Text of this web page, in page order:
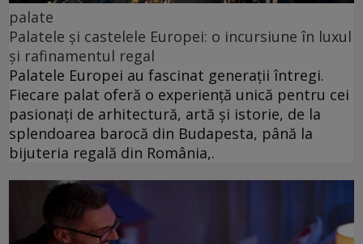
palate
Palatele și castelele Europei: o incursiune în luxul
și rafinamentul regal
Palatele Europei au fascinat generații întregi.
Fiecare palat oferă o experiență unică pentru cei
pasionați de arhitectură, artă și istorie, de la
splendoarea barocă din Budapesta, până la
bijuteria regală din România,.